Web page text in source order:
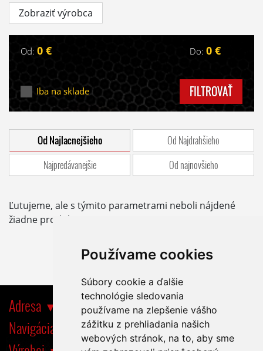
Používame cookies
Súbory cookie a ďalšie
technológie sledovania
používame na zlepšenie vášho
zážitku z prehliadania našich
webových stránok, na to, aby sme
Zobraziť výrobca
Od: 0 € Do: 0 €
Iba na sklade FILTROVAŤ
Od Najlacnejšieho
Od Najdrahšieho
Najpredávanejšie
Od najnovšieho
Ľutujeme, ale s týmito parametrami neboli nájdené
žiadne produkty.
Adresa
Navigácia